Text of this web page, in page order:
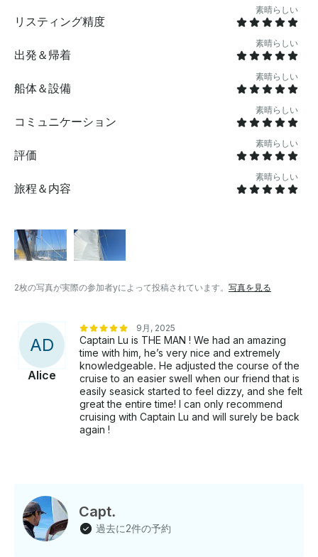
日程で空きがあるかどうかを確認するには 、 リクエス
ら、お支払い前にGetMyBoatのメッセージングプラット
フォームを通じて回答できます。「予約をリクエスト」
をクリックして、カスタムオファーのお問い合わせを送
リスティング精度
素晴らしい
出発＆帰着
素晴らしい
船体＆設備
素晴らしい
コミュニケーション
素晴らしい
評価
素晴らしい
旅程＆内容
素晴らしい
2枚の写真が実際の参加者yによって投稿されています。 写真を見る
AD
Alice
9月, 2025
Captain Lu is THE MAN ! We had an amazing
time with him, he’s very nice and extremely
knowledgeable. He adjusted the course of the
cruise to an easier swell when our friend that is
easily seasick started to feel dizzy, and she felt
great the entire time! I can only recommend
cruising with Captain Lu and will surely be back
again !
Capt.
過去に2件の予約